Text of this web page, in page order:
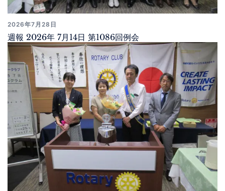
2026年7月28日
週報 2026年 7月14日 第1086回例会